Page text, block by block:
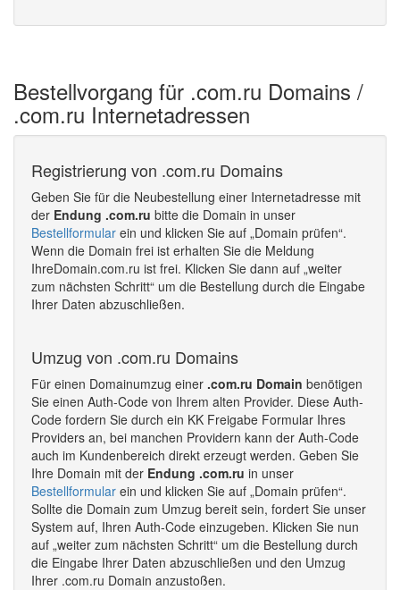
Bestellvorgang für .com.ru Domains /
.com.ru Internetadressen
Registrierung von .com.ru Domains
Geben Sie für die Neubestellung einer Internetadresse mit
der Endung .com.ru bitte die Domain in unser
Bestellformular ein und klicken Sie auf „Domain prüfen“.
Wenn die Domain frei ist erhalten Sie die Meldung
IhreDomain.com.ru ist frei. Klicken Sie dann auf „weiter
zum nächsten Schritt“ um die Bestellung durch die Eingabe
Ihrer Daten abzuschließen.
Umzug von .com.ru Domains
Für einen Domainumzug einer .com.ru Domain benötigen
Sie einen Auth-Code von Ihrem alten Provider. Diese Auth-
Code fordern Sie durch ein KK Freigabe Formular Ihres
Providers an, bei manchen Providern kann der Auth-Code
auch im Kundenbereich direkt erzeugt werden. Geben Sie
Ihre Domain mit der Endung .com.ru in unser
Bestellformular ein und klicken Sie auf „Domain prüfen“.
Sollte die Domain zum Umzug bereit sein, fordert Sie unser
System auf, Ihren Auth-Code einzugeben. Klicken Sie nun
auf „weiter zum nächsten Schritt“ um die Bestellung durch
die Eingabe Ihrer Daten abzuschließen und den Umzug
Ihrer .com.ru Domain anzustoßen.